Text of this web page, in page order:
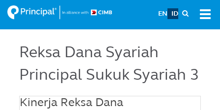
Skip
to
EN ID
Reksa Dana Syariah
Principal Sukuk Syariah 3
Kinerja Reksa Dana